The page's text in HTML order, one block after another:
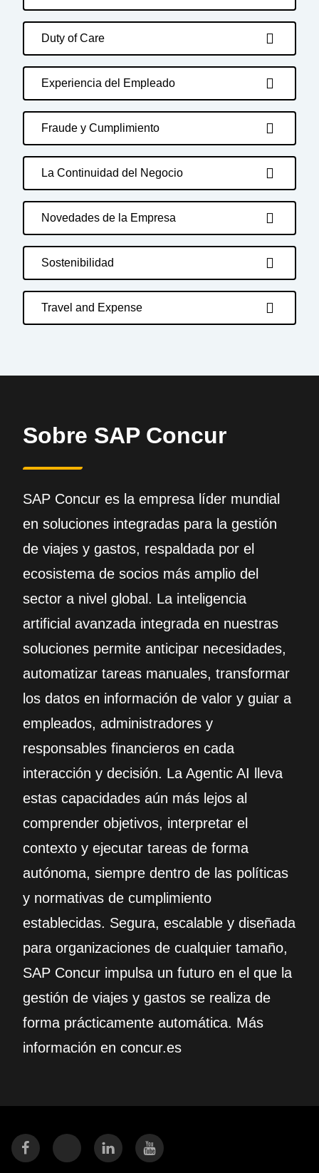
Duty of Care
Experiencia del Empleado
Fraude y Cumplimiento
La Continuidad del Negocio
Novedades de la Empresa
Sostenibilidad
Travel and Expense
Sobre SAP Concur
SAP Concur es la empresa líder mundial
en soluciones integradas para la gestión
de viajes y gastos, respaldada por el
ecosistema de socios más amplio del
sector a nivel global. La inteligencia
artificial avanzada integrada en nuestras
soluciones permite anticipar necesidades,
automatizar tareas manuales, transformar
los datos en información de valor y guiar a
empleados, administradores y
responsables financieros en cada
interacción y decisión. La Agentic AI lleva
estas capacidades aún más lejos al
comprender objetivos, interpretar el
contexto y ejecutar tareas de forma
autónoma, siempre dentro de las políticas
y normativas de cumplimiento
establecidas. Segura, escalable y diseñada
para organizaciones de cualquier tamaño,
SAP Concur impulsa un futuro en el que la
gestión de viajes y gastos se realiza de
forma prácticamente automática. Más
información en concur.es